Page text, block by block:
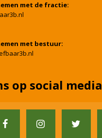
met de fractie:
met bestuur:
op social media